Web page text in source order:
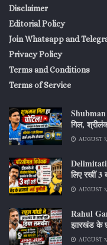
Disclaimer
Editorial Policy
Join Whatsapp and
Privacy Policy
Terms and Conditions
Terms of Service
गिल,
AUGUST
लिए रखीं 3
AUGUST
Rahul
झारखंड के
AUGUST